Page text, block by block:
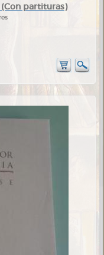
(Con partituras)